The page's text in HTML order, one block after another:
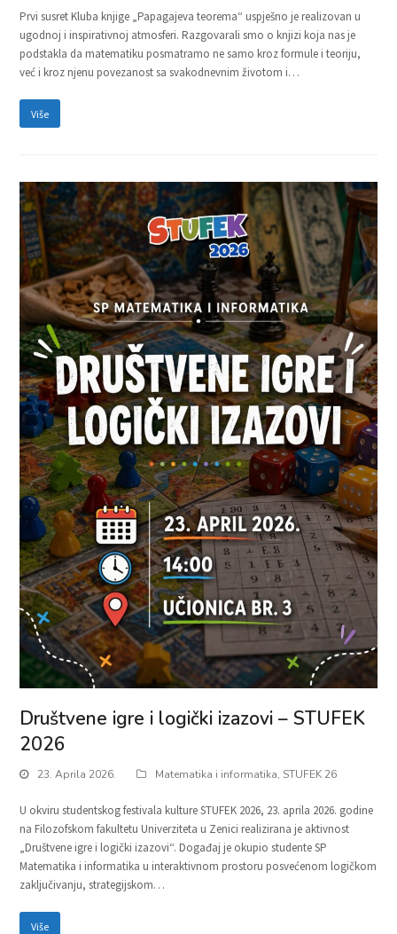
Prvi susret Kluba knjige „Papagajeva teorema“ uspješno je realizovan u
ugodnoj i inspirativnoj atmosferi. Razgovarali smo o knjizi koja nas je
podstakla da matematiku posmatramo ne samo kroz formule i teoriju,
već i kroz njenu povezanost sa svakodnevnim životom i…
Više
Društvene igre i logički izazovi – STUFEK
2026
23. Aprila 2026. Matematika i informatika, STUFEK 26
U okviru studentskog festivala kulture STUFEK 2026, 23. aprila 2026. godine
na Filozofskom fakultetu Univerziteta u Zenici realizirana je aktivnost
„Društvene igre i logički izazovi“. Događaj je okupio studente SP
Matematika i informatika u interaktivnom prostoru posvećenom logičkom
zaključivanju, strategijskom…
Više